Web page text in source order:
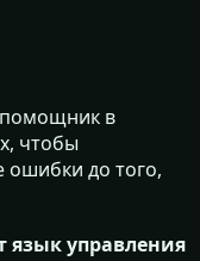
в
чтобы
ошибки до того,
язык управления